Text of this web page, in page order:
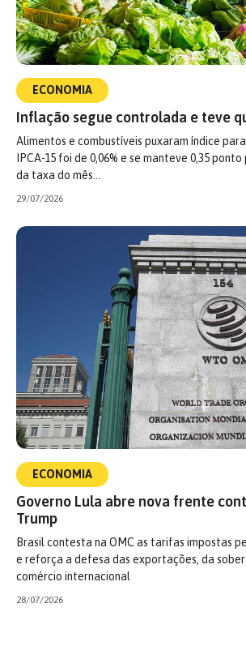
ECONOMIA
Inflação segue controlada e teve
Alimentos e combustíveis puxaram índice
IPCA-15 foi de 0,06% e se manteve 0,35
da taxa do mês…
29/07/2026
ECONOMIA
Governo Lula abre nova frente
Trump
Brasil contesta na OMC as tarifas impostas
e reforça a defesa das exportações, da
comércio internacional
28/07/2026